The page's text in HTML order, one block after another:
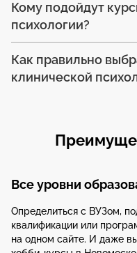
Кому подойдут
психологии?
Как правильно
клинической
Все уровни
Определиться с ВУЗом,
квалификации или
на одном сайте. И даже